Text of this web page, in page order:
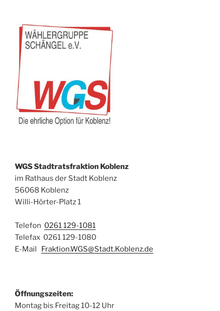
WGS Stadtratsfraktion Koblenz
im Rathaus der Stadt Koblenz
56068 Koblenz
Willi-Hörter-Platz 1
Telefon 0261 129-1081
Telefax 0261 129-1080
E-Mail Fraktion.WGS@Stadt.Koblenz.de
Öffnungszeiten:
Montag bis Freitag 10-12 Uhr